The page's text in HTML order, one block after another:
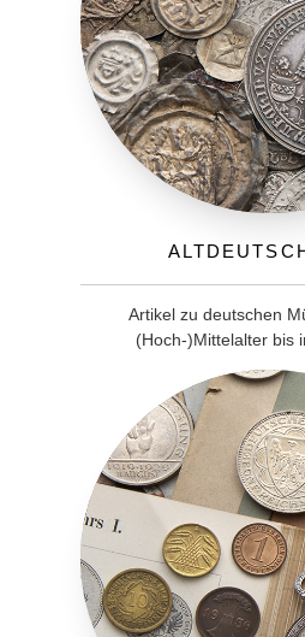
Artikel zu deutschen
(Hoch-)Mittelalter bis